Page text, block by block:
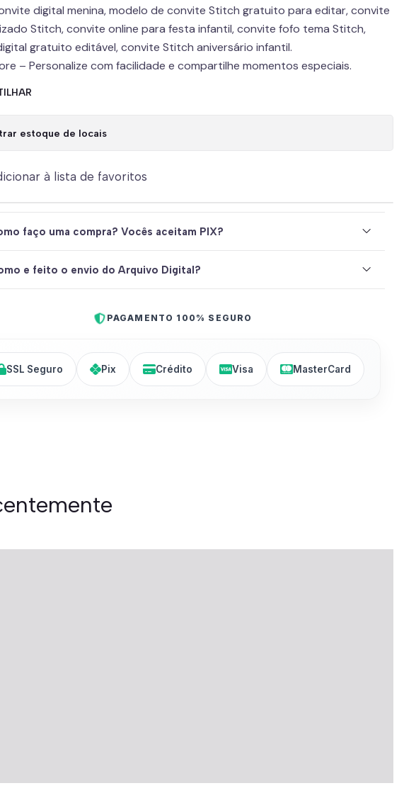
digital menina, modelo de convite Stitch gratuito para editar, convite
Stitch, convite online para festa infantil, convite fofo tema Stitch,
gratuito editável, convite Stitch aniversário infantil.
– Personalize com facilidade e compartilhe momentos especiais.
estoque de locais
à lista de favoritos
faço uma compra? Vocês aceitam PIX?
e feito o envio do Arquivo Digital?
PAGAMENTO 100% SEGURO
SSL Seguro Pix Crédito Visa MasterCard